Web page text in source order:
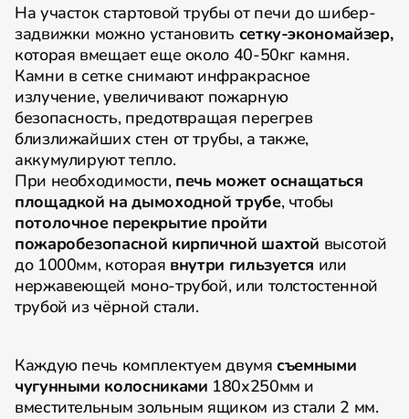
На участок стартовой трубы от печи до шибер-
задвижки можно установить сетку-экономайзер,
которая вмещает еще около 40-50кг камня.
Камни в сетке снимают инфракрасное
излучение, увеличивают пожарную
безопасность, предотвращая перегрев
близлижайших стен от трубы, а также,
аккумулируют тепло.
При необходимости, печь может оснащаться
площадкой на дымоходной трубе, чтобы
потолочное перекрытие пройти
пожаробезопасной кирпичной шахтой высотой
до 1000мм, которая внутри гильзуется или
нержавеющей моно-трубой, или толстостенной
трубой из чёрной стали.
Каждую печь комплектуем двумясъемными
чугунными колосниками 180х250мм и
вместительным зольным ящиком из стали 2 мм.